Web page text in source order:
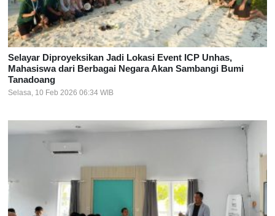
Selayar Diproyeksikan Jadi Lokasi Event ICP Unhas,
Mahasiswa dari Berbagai Negara Akan Sambangi Bumi
Tanadoang
Selasa, 10 Feb 2026 06:34 WIB